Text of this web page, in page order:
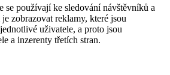
se používají ke sledování návštěvníků a
zobrazovat reklamy, které jsou
uživatele, a proto jsou
a inzerenty třetích stran.